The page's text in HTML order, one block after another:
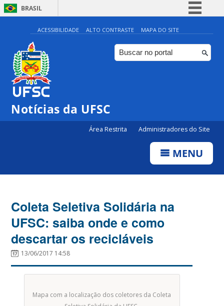
BRASIL
Simplifique!
Comunica BR
Participe
ACESSIBILIDADE ALTO CONTRASTE MAPA DO SITE
Notícias da UFSC
Área Restrita Administradores do Site
MENU
Coleta Seletiva Solidária na
UFSC: saiba onde e como
descartar os recicláveis
13/06/2017 14:58
Mapa com a localização dos coletores da Coleta